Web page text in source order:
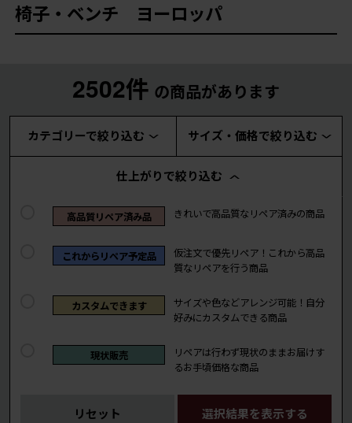
椅子・ベンチ ヨーロッパ
2502件 の商品があります
カテゴリーで絞り込む サイズ・価格で絞り込む
仕上がりで絞り込む
高品質リペア済み品 きれいで高品質なリペア済みの商品
これからリペア予定品
仮注文で優先リペア！これから高品
質なリペアを行う商品
カスタムできます
サイズや色などアレンジ可能！自分
好みにカスタムできる商品
現状販売
リペアは行わず現状のままお届けす
るお手頃価格な商品
リセット 選択結果を表示する